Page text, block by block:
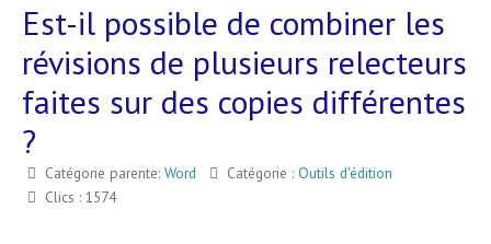
Est-il possible de combiner les
révisions de plusieurs relecteurs
faites sur des copies différentes
?
Catégorie parente: Word Catégorie : Outils d'édition
Clics : 1574